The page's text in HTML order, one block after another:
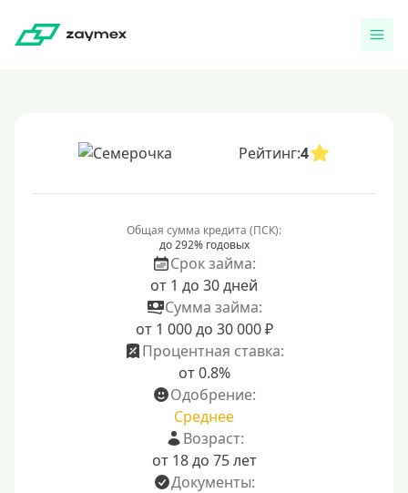
Рейтинг:4
Общая сумма кредита (ПСК):
до 292% годовых
Срок займа:
от 1 до 30 дней
Сумма займа:
от 1 000 до 30 000 ₽
Процентная ставка:
от 0.8%
Одобрение:
Среднее
Возраст:
от 18 до 75 лет
Документы: